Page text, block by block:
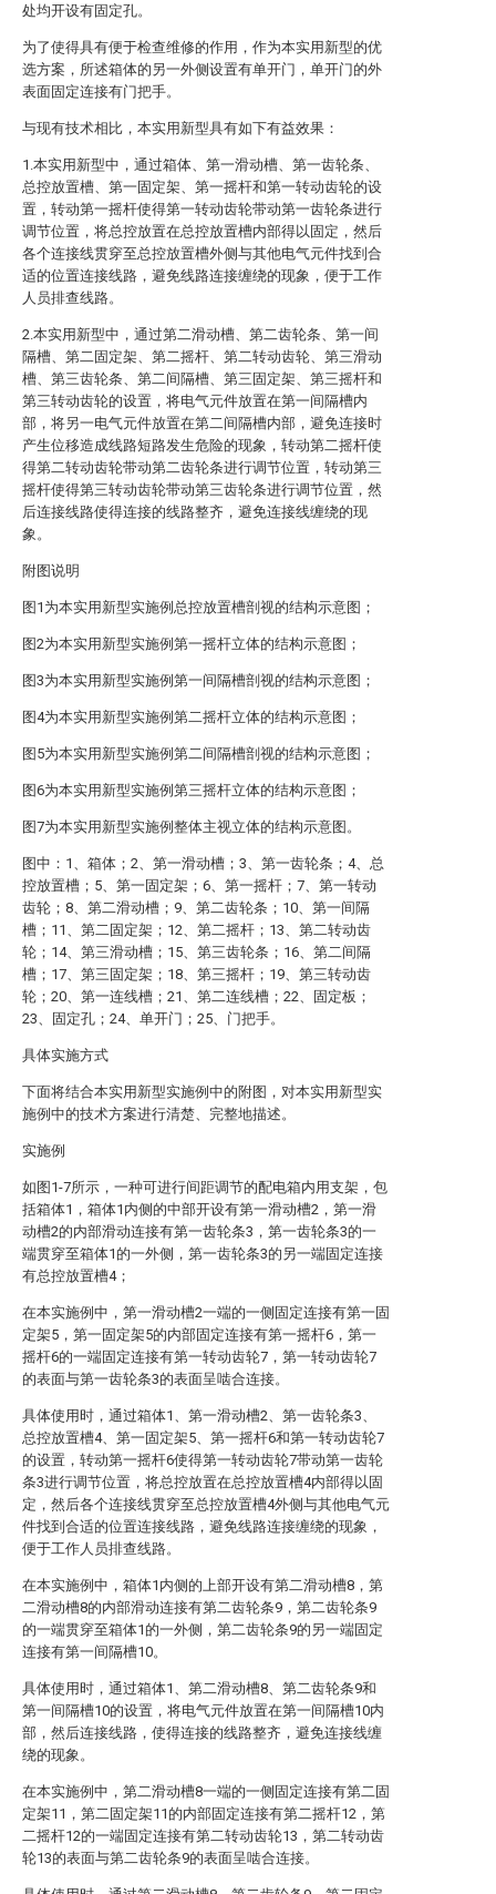
处均开设有固定孔。
为了使得具有便于检查维修的作用，作为本实用新型的优
选方案，所述箱体的另一外侧设置有单开门，单开门的外
表面固定连接有门把手。
与现有技术相比，本实用新型具有如下有益效果：
1.本实用新型中，通过箱体、第一滑动槽、第一齿轮条、
总控放置槽、第一固定架、第一摇杆和第一转动齿轮的设
置，转动第一摇杆使得第一转动齿轮带动第一齿轮条进行
调节位置，将总控放置在总控放置槽内部得以固定，然后
各个连接线贯穿至总控放置槽外侧与其他电气元件找到合
适的位置连接线路，避免线路连接缠绕的现象，便于工作
人员排查线路。
2.本实用新型中，通过第二滑动槽、第二齿轮条、第一间
隔槽、第二固定架、第二摇杆、第二转动齿轮、第三滑动
槽、第三齿轮条、第二间隔槽、第三固定架、第三摇杆和
第三转动齿轮的设置，将电气元件放置在第一间隔槽内
部，将另一电气元件放置在第二间隔槽内部，避免连接时
产生位移造成线路短路发生危险的现象，转动第二摇杆使
得第二转动齿轮带动第二齿轮条进行调节位置，转动第三
摇杆使得第三转动齿轮带动第三齿轮条进行调节位置，然
后连接线路使得连接的线路整齐，避免连接线缠绕的现
象。
附图说明
图1为本实用新型实施例总控放置槽剖视的结构示意图；
图2为本实用新型实施例第一摇杆立体的结构示意图；
图3为本实用新型实施例第一间隔槽剖视的结构示意图；
图4为本实用新型实施例第二摇杆立体的结构示意图；
图5为本实用新型实施例第二间隔槽剖视的结构示意图；
图6为本实用新型实施例第三摇杆立体的结构示意图；
图7为本实用新型实施例整体主视立体的结构示意图。
图中：1、箱体；2、第一滑动槽；3、第一齿轮条；4、总
控放置槽；5、第一固定架；6、第一摇杆；7、第一转动
齿轮；8、第二滑动槽；9、第二齿轮条；10、第一间隔
槽；11、第二固定架；12、第二摇杆；13、第二转动齿
轮；14、第三滑动槽；15、第三齿轮条；16、第二间隔
槽；17、第三固定架；18、第三摇杆；19、第三转动齿
轮；20、第一连线槽；21、第二连线槽；22、固定板；
23、固定孔；24、单开门；25、门把手。
具体实施方式
下面将结合本实用新型实施例中的附图，对本实用新型实
施例中的技术方案进行清楚、完整地描述。
实施例
如图1-7所示，一种可进行间距调节的配电箱内用支架，包
括箱体1，箱体1内侧的中部开设有第一滑动槽2，第一滑
动槽2的内部滑动连接有第一齿轮条3，第一齿轮条3的一
端贯穿至箱体1的一外侧，第一齿轮条3的另一端固定连接
有总控放置槽4；
在本实施例中，第一滑动槽2一端的一侧固定连接有第一固
定架5，第一固定架5的内部固定连接有第一摇杆6，第一
摇杆6的一端固定连接有第一转动齿轮7，第一转动齿轮7
的表面与第一齿轮条3的表面呈啮合连接。
具体使用时，通过箱体1、第一滑动槽2、第一齿轮条3、
总控放置槽4、第一固定架5、第一摇杆6和第一转动齿轮7
的设置，转动第一摇杆6使得第一转动齿轮7带动第一齿轮
条3进行调节位置，将总控放置在总控放置槽4内部得以固
定，然后各个连接线贯穿至总控放置槽4外侧与其他电气元
件找到合适的位置连接线路，避免线路连接缠绕的现象，
便于工作人员排查线路。
在本实施例中，箱体1内侧的上部开设有第二滑动槽8，第
二滑动槽8的内部滑动连接有第二齿轮条9，第二齿轮条9
的一端贯穿至箱体1的一外侧，第二齿轮条9的另一端固定
连接有第一间隔槽10。
具体使用时，通过箱体1、第二滑动槽8、第二齿轮条9和
第一间隔槽10的设置，将电气元件放置在第一间隔槽10内
部，然后连接线路，使得连接的线路整齐，避免连接线缠
绕的现象。
在本实施例中，第二滑动槽8一端的一侧固定连接有第二固
定架11，第二固定架11的内部固定连接有第二摇杆12，第
二摇杆12的一端固定连接有第二转动齿轮13，第二转动齿
轮13的表面与第二齿轮条9的表面呈啮合连接。